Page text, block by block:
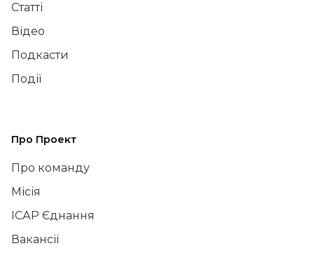
Статті
Відео
Подкасти
Події
Про Проект
Про команду
Місія
ІСАР Єднання
Вакансії